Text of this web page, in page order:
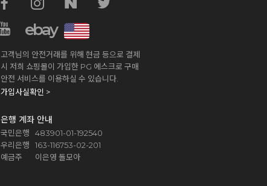
ebay
고객님의 안전거래를 위해 현금 등으로 결제
시 저희 쇼핑몰이 가입한 PG 에스크로 구매
안전 서비스를 이용하실 수 있습니다.
가입사실확인 >
은행 계좌 안내
국민은행 483901-01-192540
우리은행 163-116753-02-201
예금주 이은영 돌모아